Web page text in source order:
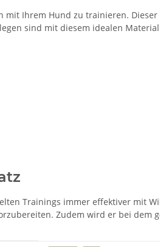
Ihrem Hund zu trainieren.
sind mit diesem idealen
Trainings immer effektiver mit
Zudem wird er bei dem